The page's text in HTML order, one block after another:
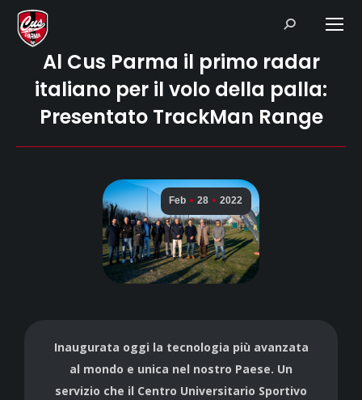
Search:
Al Cus Parma il primo radar
italiano per il volo della palla:
Presentato TrackMan Range
Feb 28 2022
Inaugurata oggi la tecnologia più avanzata
al mondo e unica nel nostro Paese. Un
servizio che il Centro Universitario Sportivo